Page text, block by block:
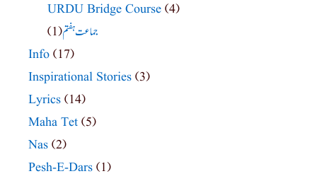
URDU Bridge Course (4)
جماعت ہفتم(1)
Info (17)
Inspirational Stories (3)
Lyrics (14)
Maha Tet (5)
Nas (2)
Pesh-E-Dars (1)